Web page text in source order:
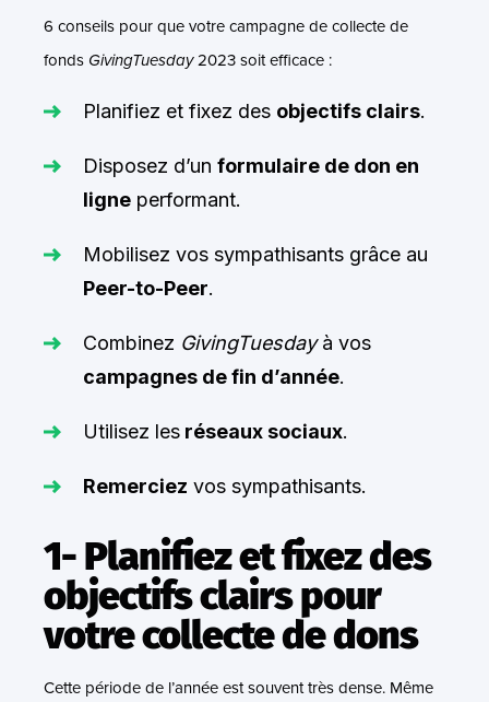
6 conseils pour que votre campagne de collecte de
fonds GivingTuesday2023 soit efficace :
Planifiez et fixez des objectifs clairs.
Disposez d’un formulaire de don en
ligne performant.
Mobilisez vos sympathisants grâce au
Peer-to-Peer.
Combinez GivingTuesdayà vos
campagnes de fin d’année.
Utilisez les réseaux sociaux.
Remerciez vos sympathisants.
1- Planifiez et fixez des
objectifs clairs pour
votre collecte de dons
Cette période de l’année est souvent très dense. Même